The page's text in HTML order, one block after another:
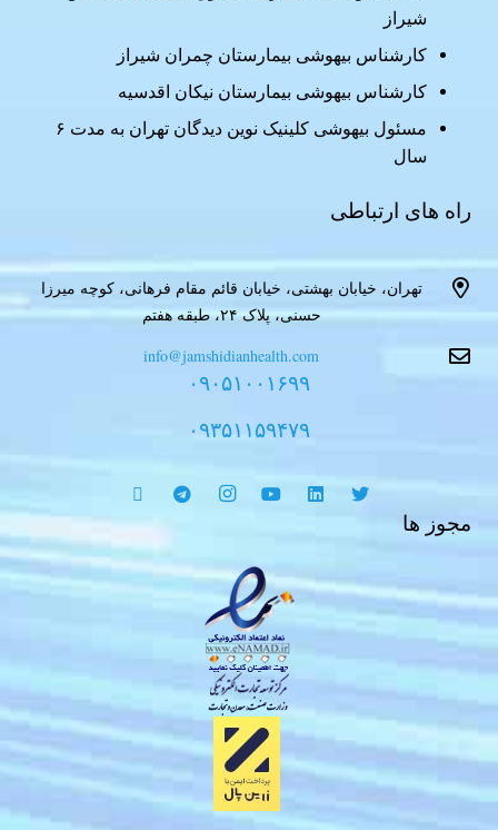
شیراز
کارشناس بیهوشی بیمارستان چمران شیراز
کارشناس بیهوشی بیمارستان نیکان اقدسیه
مسئول بیهوشی کلینیک نوین دیدگان تهران به مدت ۶
سال
راه های ارتباطی
تهران، خیابان بهشتی، خیابان قائم مقام فرهانی، کوچه میرزا
حسنی، پلاک ۲۴، طبقه هفتم
info@jamshidianhealth.com
۰۹۰۵۱۰۰۱۶۹۹
۰۹۳۵۱۱۵۹۴۷۹
مجوز ها